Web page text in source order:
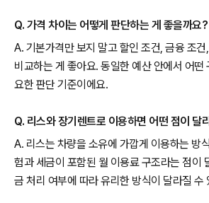
Q. 가격 차이는 어떻게 판단하는 게 좋을까요?
A. 기본가격만 보지 말고 할인 조건, 금융 조
비교하는 게 좋아요. 동일한 예산 안에서 어떤
요한 판단 기준이에요.
Q. 리스와 장기렌트로 이용하면 어떤 점이 달
A. 리스는 차량을 소유에 가깝게 이용하는 방
험과 세금이 포함된 월 이용료 구조라는 점이
금 처리 여부에 따라 유리한 방식이 달라질 수